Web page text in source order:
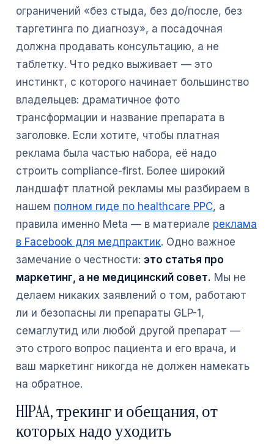
ограничений «без стыда, без до/после, без
таргетинга по диагнозу», а посадочная
должна продавать консультацию, а не
таблетку. Что редко выживает — это
инстинкт, с которого начинает большинство
владельцев: драматичное фото
трансформации и название препарата в
заголовке. Если хотите, чтобы платная
реклама была частью набора, её надо
строить compliance-first. Более широкий
ландшафт платной рекламы мы разбираем в
нашем полном гиде по healthcare PPC, а
правила именно Meta — в материале реклама
в Facebook для медпрактик. Одно важное
замечание о честности: это статья про
маркетинг, а не медицинский совет. Мы не
делаем никаких заявлений о том, работают
ли и безопасны ли препараты GLP-1,
семаглутид или любой другой препарат —
это строго вопрос пациента и его врача, и
ваш маркетинг никогда не должен намекать
на обратное.
HIPAA, трекинг и обещания, от
которых надо уходить